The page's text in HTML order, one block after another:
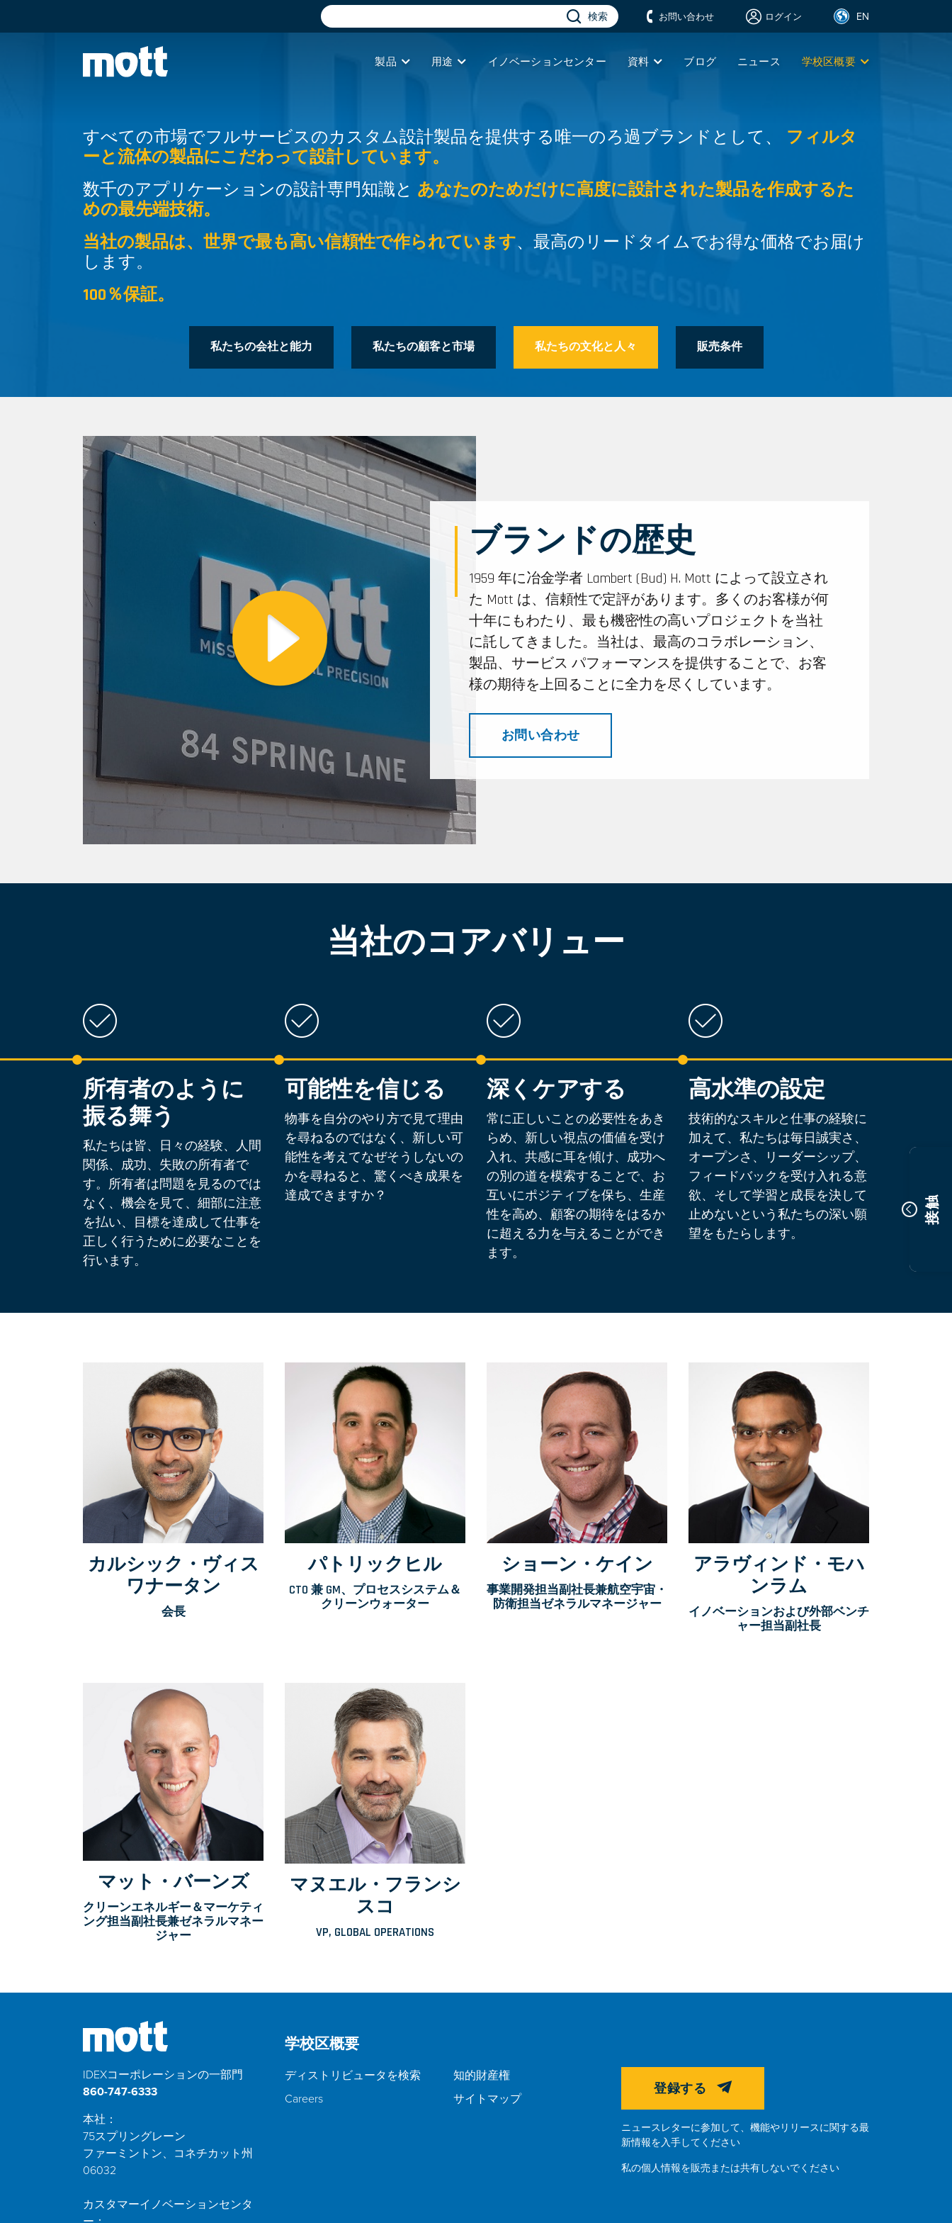
検索 お問い合わせ ログイン EN
製品 用途 イノベーションセンター 資料 ブログ ニュース 学校区概要
すべての市場でフルサービスのカスタム設計製品を提供する唯一のろ過ブランドとして、 フィルタ
ーと流体の製品にこだわって設計しています。
数千のアプリケーションの設計専門知識と あなたのためだけに高度に設計された製品を作成するた
めの最先端技術。
当社の製品は、世界で最も高い信頼性で作られています、最高のリードタイムでお得な価格でお届け
します。
100％保証。
私たちの会社と能力 私たちの顧客と市場 私たちの文化と人々 販売条件
ブランドの歴史
1959 年に冶金学者 Lambert (Bud) H. Mott によって設立され
た Mott は、信頼性で定評があります。多くのお客様が何
十年にもわたり、最も機密性の高いプロジェクトを当社
に託してきました。当社は、最高のコラボレーション、
製品、サービス パフォーマンスを提供することで、お客
様の期待を上回ることに全力を尽くしています。
お問い合わせ
当社のコアバリュー
所有者のように
振る舞う
私たちは皆、日々の経験、人間
関係、成功、失敗の所有者で
す。所有者は問題を見るのでは
なく、機会を見て、細部に注意
を払い、目標を達成して仕事を
正しく行うために必要なことを
行います。
可能性を信じる
物事を自分のやり方で見て理由
を尋ねるのではなく、新しい可
能性を考えてなぜそうしないの
かを尋ねると、驚くべき成果を
達成できますか？
深くケアする
常に正しいことの必要性をあき
らめ、新しい視点の価値を受け
入れ、共感に耳を傾け、成功へ
の別の道を模索することで、お
互いにポジティブを保ち、生産
性を高め、顧客の期待をはるか
に超える力を与えることができ
ます。
高水準の設定
技術的なスキルと仕事の経験に
加えて、私たちは毎日誠実さ、
オープンさ、リーダーシップ、
フィードバックを受け入れる意
欲、そして学習と成長を決して
止めないという私たちの深い願
望をもたらします。
カルシック・ヴィス
ワナータン
会長
パトリックヒル
CTO 兼 GM、プロセスシステム＆
クリーンウォーター
ショーン・ケイン
事業開発担当副社長兼航空宇宙・
防衛担当ゼネラルマネージャー
アラヴィンド・モハ
ンラム
イノベーションおよび外部ベンチ
ャー担当副社長
マット・バーンズ
クリーンエネルギー＆マーケティ
ング担当副社長兼ゼネラルマネー
ジャー
マヌエル・フランシ
スコ
VP, GLOBAL OPERATIONS
IDEXコーポレーションの一部門
860-747-6333
本社：
75スプリングレーン
ファーミントン、コネチカット州
06032
カスタマーイノベーションセンタ
学校区概要
ディストリビュータを検索
Careers
知的財産権
サイトマップ
登録する
ニュースレターに参加して、機能やリリースに関する最
新情報を入手してください
私の個人情報を販売または共有しないでください
接触